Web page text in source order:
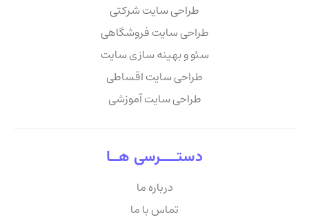
طراحی سایت شرکتی
طراحی سایت فروشگاهی
سئو و بهینه سازی سایت
طراحی سایت اقساطی
طراحی سایت آموزشی
دستــــرسی هــا
درباره ما
تماس با ما